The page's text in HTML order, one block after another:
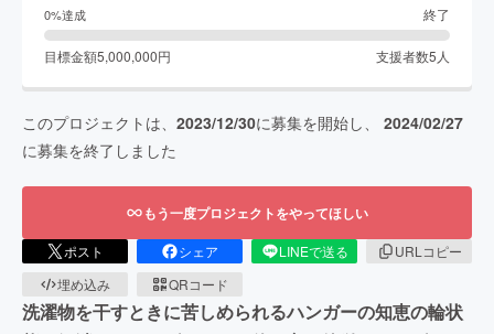
0%達成 終了
目標金額5,000,000円 支援者数5 人
このプロジェクトは、 2023/12/30に募集を開始し、 2024/02/27
に募集を終了しました
もう一度プロジェクトをやってほしい
ポスト シェア LINEで送る
URLコピー
埋め込み
QRコード
洗濯物を干すときに苦しめられるハンガーの知恵の輪状